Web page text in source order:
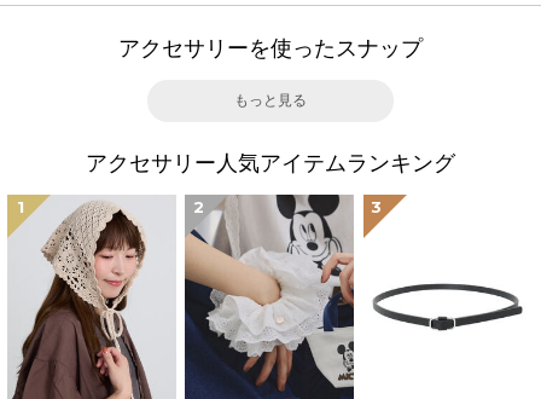
アクセサリーを使ったスナップ
もっと見る
アクセサリー人気アイテムランキング
1 2 3